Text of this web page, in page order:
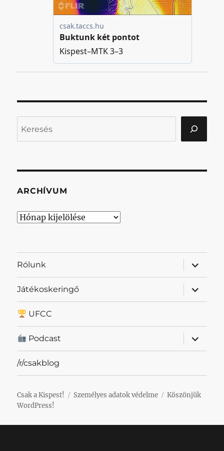
ARCHÍVUM
Archívum
Rólunk
almenü
Játékoskeringő
almenü
UFCC
Podcast
almenü
/r/csakblog
Csak a Kispest! Személyes adatok védelme
Köszönjük
WordPress!